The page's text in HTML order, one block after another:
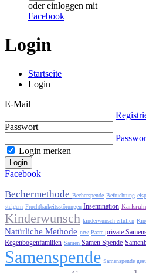
oder einloggen mit
Facebook
Login
Startseite
Login
E-Mail
Passwort
Login merken
Login
Facebook
Bechermethode Becherspende Befruchtung
steigern Fruchtbarkeitsstörungen Insemination
Kinderwunsch kinderwunsch erfüllen
Natürliche Methode nrw Paare private
Regenbogenfamilien Samen Samen Spende
Samenspende Samenspende